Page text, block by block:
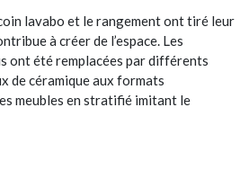
lavabo et le rangement ont tiré leur
à créer de l’espace. Les
ont été remplacées par différents
de céramique aux formats
meubles en stratifié imitant le